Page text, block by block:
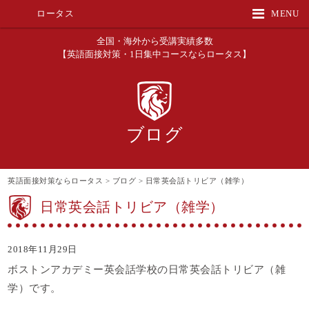
MENU
ロータス
全国・海外から受講実績多数
【英語面接対策・1日集中コースならロータス】
ブログ
英語面接対策ならロータス > ブログ > 日常英会話トリビア（雑学）
日常英会話トリビア（雑学）
2018年11月29日
ボストンアカデミー英会話学校の日常英会話トリビア（雑
学）です。